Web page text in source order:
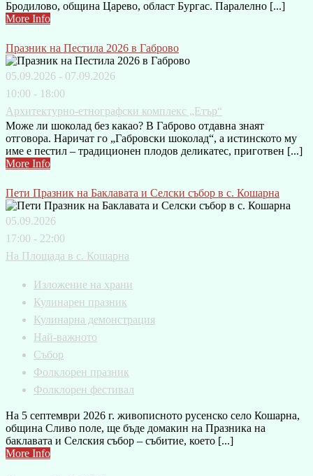
Бродилово, община Царево, област Бургас. Паралелно [...]
More Info
Празник на Пестила 2026 в Габрово
05.09.2026 - 07.09.2026
10:00 - 18:00
Архитектурно-етнографски комплекс „Етър“
Може ли шоколад без какао? В Габрово отдавна знаят
отговора. Наричат го „Габровски шоколад“, а истинското му
име е пестил – традиционен плодов деликатес, приготвен [...]
More Info
Пети Празник на Баклавата и Селски събор в с. Кошарна
05.09.2026
17:00 - 22:00
На Площада в с. Кошарна
Изложение на храни
Кулинарен празник
Кулинарна демонстрация
Най-важното
Събор
Фолклорен празник
Фолклорен фестивал
На 5 септември 2026 г. живописното русенско село Кошарна,
община Сливо поле, ще бъде домакин на Празника на
баклавата и Селския събор – събитие, което [...]
More Info